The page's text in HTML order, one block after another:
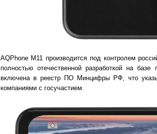
AQPhone M11 производится под контролем
полностью отечественной разработкой на
включена в реестр ПО Минцифры РФ, что
компаниями с госучастием.